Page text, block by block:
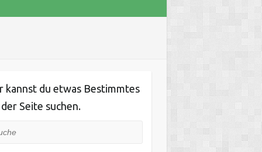
kannst du etwas Bestimmtes
Seite suchen.